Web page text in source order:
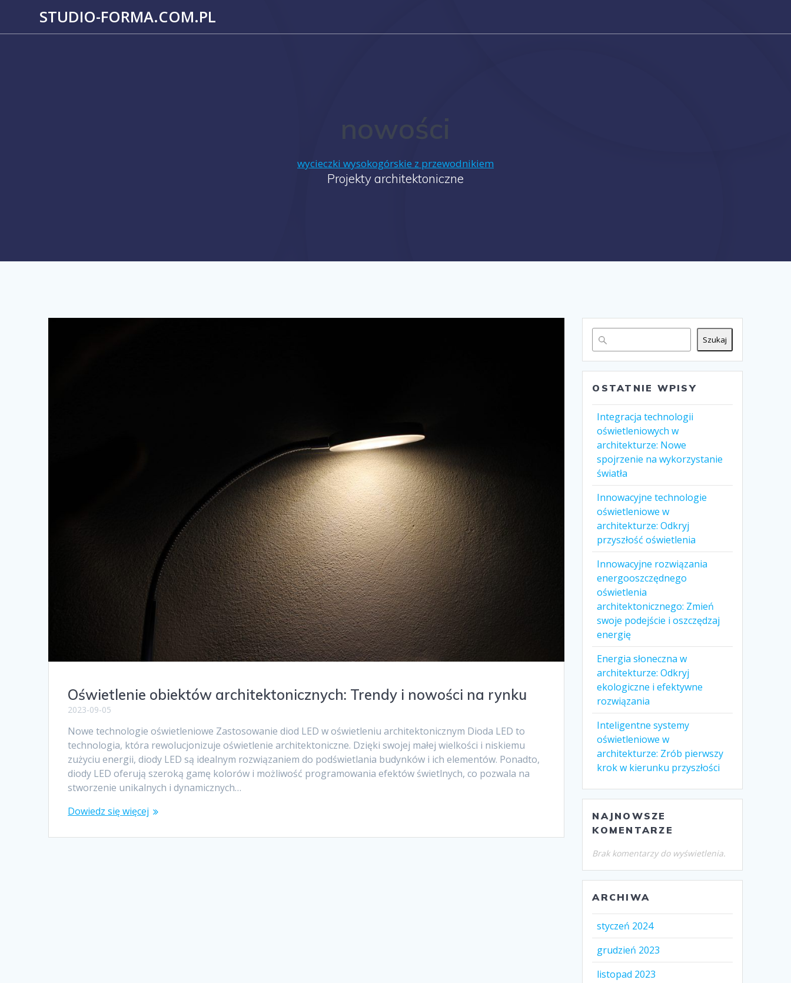
treści
STUDIO-FORMA.COM.PL
wycieczki wysokogórskie z przewodnikiem
Projekty architektoniczne
Oświetlenie obiektów architektonicznych: Trendy i nowości na rynku
2023-09-05
Nowe technologie oświetleniowe Zastosowanie diod LED w oświetleniu architektonicznym Dioda LED to
technologia, która rewolucjonizuje oświetlenie architektoniczne. Dzięki swojej małej wielkości i niskiemu
zużyciu energii, diody LED są idealnym rozwiązaniem do podświetlania budynków i ich elementów. Ponadto,
diody LED oferują szeroką gamę kolorów i możliwość programowania efektów świetlnych, co pozwala na
stworzenie unikalnych i dynamicznych…
Dowiedz się więcej
Szukaj
OSTATNIE WPISY
Integracja technologii
oświetleniowych w
architekturze: Nowe
spojrzenie na wykorzystanie
światła
Innowacyjne technologie
oświetleniowe w
architekturze: Odkryj
przyszłość oświetlenia
Innowacyjne rozwiązania
energooszczędnego
oświetlenia
architektonicznego: Zmień
swoje podejście i oszczędzaj
energię
Energia słoneczna w
architekturze: Odkryj
ekologiczne i efektywne
rozwiązania
Inteligentne systemy
oświetleniowe w
architekturze: Zrób pierwszy
krok w kierunku przyszłości
NAJNOWSZE
KOMENTARZE
Brak komentarzy do wyświetlenia.
ARCHIWA
styczeń 2024
grudzień 2023
listopad 2023